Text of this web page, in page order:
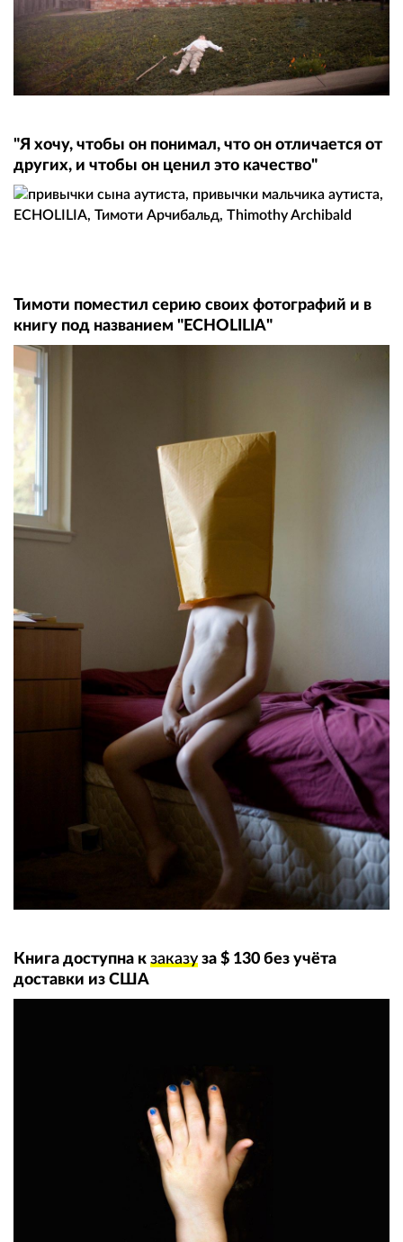
"Я хочу, чтобы он понимал, что он отличается от
других, и чтобы он ценил это качество"
Тимоти поместил серию своих фотографий и в
книгу под названием "ECHOLILIA"
Книга доступна к заказу за $ 130 без учёта
доставки из США